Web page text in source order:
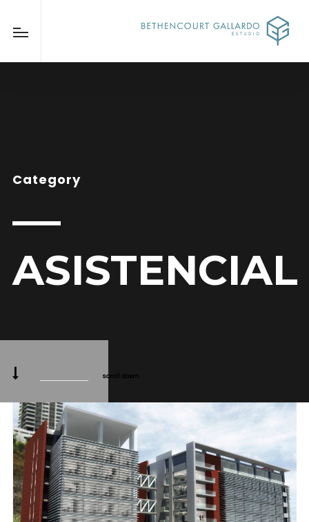
Category
ASISTENCIAL
scroll down